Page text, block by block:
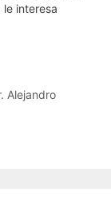
interesa
Alejandro